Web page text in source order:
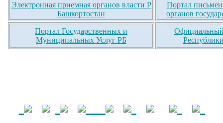
Электронная приемная органов власти Р
Башкортостан
Портал
органов
Портал Государственных и
Муниципальных Услуг РБ
Официальный